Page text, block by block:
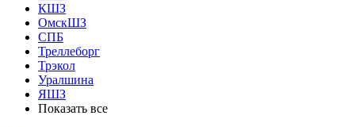
КШЗ
ОмскШЗ
СПБ
Треллеборг
Трэкол
Уралшина
ЯШЗ
Показать все